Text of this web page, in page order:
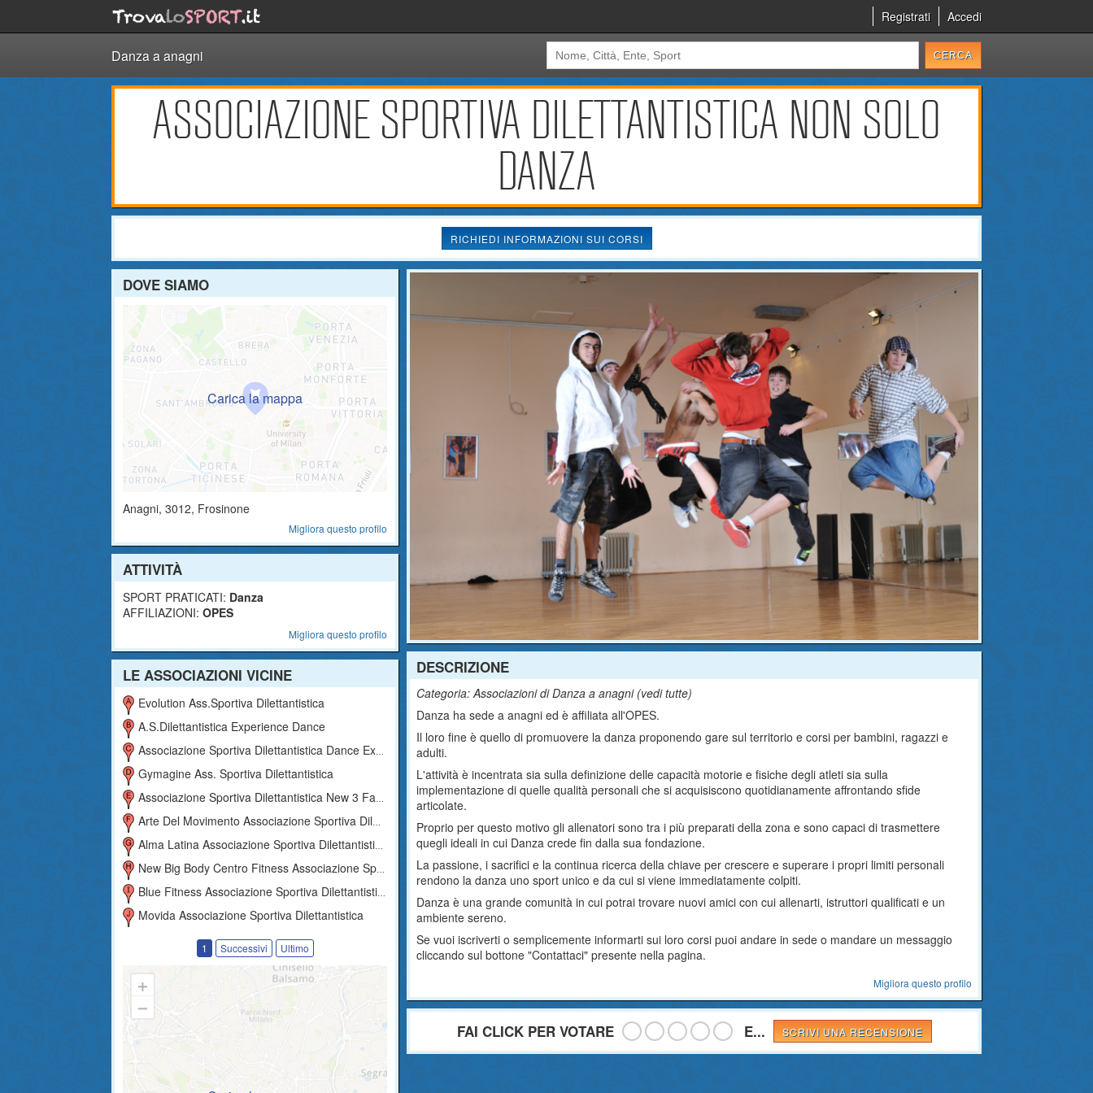
Registrati Accedi
Danza a anagni
ASSOCIAZIONE SPORTIVA DILETTANTISTICA NON SOLO
DANZA
RICHIEDI INFORMAZIONI SUI CORSI
DOVE SIAMO
Anagni, 3012, Frosinone
Migliora questo profilo
ATTIVITÀ
SPORT PRATICATI: Danza
AFFILIAZIONI: OPES
Migliora questo profilo
LE ASSOCIAZIONI VICINE
Evolution Ass.sportiva Dilettantistica
A.s.dilettantistica Experience Dance
Associazione Sportiva Dilettantistica Dance Explosion
Gymagine Ass. Sportiva Dilettantistica
Associazione Sportiva Dilettantistica New 3 Faces
Arte Del Movimento Associazione Sportiva Dilettantistica
Alma Latina Associazione Sportiva Dilettantistica
New Big Body Centro Fitness Associazione Sportiva Dilettantistica
Blue Fitness Associazione Sportiva Dilettantistica
Movida Associazione Sportiva Dilettantistica
1 Successivi Ultimo
DESCRIZIONE
Categoria: Associazioni di Danza a anagni (vedi tutte)
Danza ha sede a anagni ed è affiliata all'OPES.
Il loro fine è quello di promuovere la danza proponendo gare sul territorio e corsi per bambini, ragazzi e
adulti.
L'attività è incentrata sia sulla definizione delle capacità motorie e fisiche degli atleti sia sulla
implementazione di quelle qualità personali che si acquisiscono quotidianamente affrontando sfide
articolate.
Proprio per questo motivo gli allenatori sono tra i più preparati della zona e sono capaci di trasmettere
quegli ideali in cui Danza crede fin dalla sua fondazione.
La passione, i sacrifici e la continua ricerca della chiave per crescere e superare i propri limiti personali
rendono la danza uno sport unico e da cui si viene immediatamente colpiti.
Danza è una grande comunità in cui potrai trovare nuovi amici con cui allenarti, istruttori qualificati e un
ambiente sereno.
Se vuoi iscriverti o semplicemente informarti sui loro corsi puoi andare in sede o mandare un messaggio
cliccando sul bottone "Contattaci" presente nella pagina.
Migliora questo profilo
FAI CLICK PER VOTARE E... SCRIVI UNA RECENSIONE